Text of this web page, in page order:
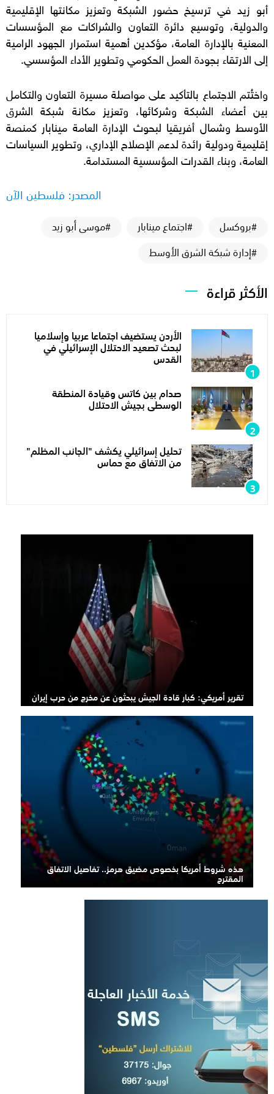
أبو زيد في ترسيخ حضور الشبكة وتعزيز مكانتها الإقليمية
والدولية، وتوسيع دائرة التعاون والشراكات مع المؤسسات
المعنية بالإدارة العامة، مؤكدين أهمية استمرار الجهود الرامية
إلى الارتقاء بجودة العمل الحكومي وتطوير الأداء المؤسسي.
واختُتم الاجتماع بالتأكيد على مواصلة مسيرة التعاون والتكامل
بين أعضاء الشبكة وشركائها، وتعزيز مكانة شبكة الشرق
الأوسط وشمال أفريقيا لبحوث الإدارة العامة مينابار كمنصة
إقليمية ودولية رائدة لدعم الإصلاح الإداري، وتطوير السياسات
العامة، وبناء القدرات المؤسسية المستدامة.
المصدر: فلسطين الآن
#بروكسل #اجتماع مينابار
#موسى أبو زيد
#إدارة شبكة الشرق الأوسط
الأكثر قراءة
الأردن يستضيف اجتماعا عربيا وإسلاميا
لبحث تصعيد الاحتلال الإسرائيلي في
القدس
صدام بين كاتس وقيادة المنطقة
الوسطى بجيش الاحتلال
تحليل إسرائيلي يكشف "الجانب المظلم"
من الاتفاق مع حماس
تقرير أمريكي: كبار قادة الجيش يبحثون عن مخرج من حرب إيران
هذه شروط أمريكا بخصوص مضيق هرمز.. تفاصيل الاتفاق
المقترح